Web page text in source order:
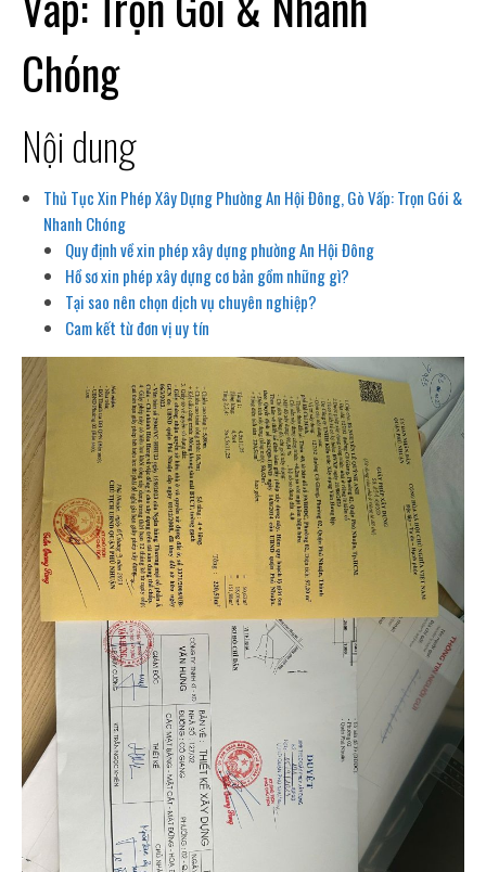
Chóng
Nội dung
Thủ Tục Xin Phép Xây Dựng Phường An Hội Đông, Gò Vấp: Trọn Gói &
Nhanh Chóng
Quy định về xin phép xây dựng phường An Hội Đông
Hồ sơ xin phép xây dựng cơ bản gồm những gì?
Tại sao nên chọn dịch vụ chuyên nghiệp?
Cam kết từ đơn vị uy tín